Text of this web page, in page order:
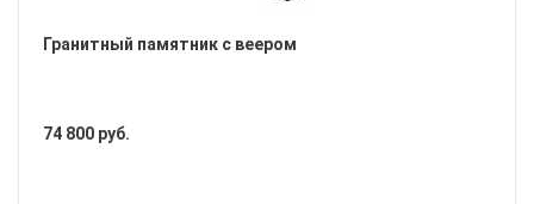
Гранитный памятник с веером
74 800 руб.